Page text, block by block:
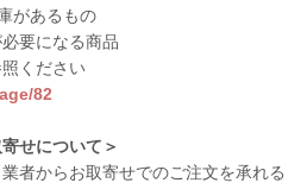
があるもの
要になる商品
ください
82
せについて＞
者からお取寄せでのご注文を承れる